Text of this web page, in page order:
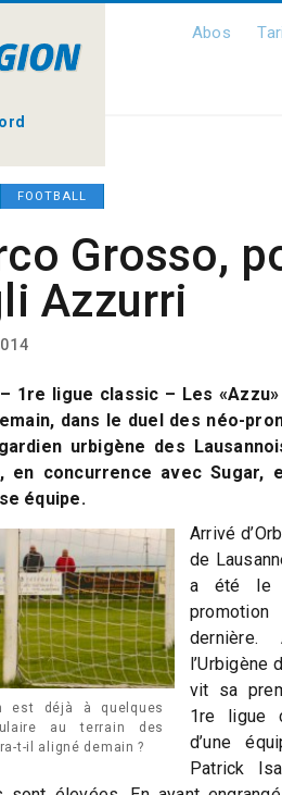
Abos
FOOTBALL
Grosso,
Azzurri
1re ligue classic – Les
dans le duel des néo-
urbigène des
en concurrence avec Sugar,
équipe.
est déjà à quelques
au terrain des
t-il aligné demain ?
Arrivé
de
a été le
l’Urbigène
vit sa
1re ligue
d’une
Patrick